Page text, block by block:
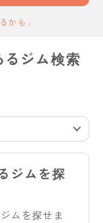
かも」
ジム検索
ジムを探
ムを探せま